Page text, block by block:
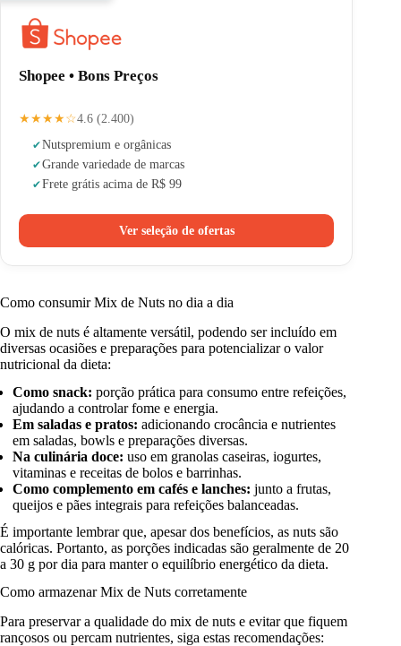
Shopee • Bons Preços
★★★★☆4.6 (2.400)
Nutspremium e orgânicas
Grande variedade de marcas
Frete grátis acima de R$ 99
Ver seleção de ofertas
Como consumir Mix de Nuts no dia a dia
O mix de nuts é altamente versátil, podendo ser incluído em
diversas ocasiões e preparações para potencializar o valor
nutricional da dieta:
Como snack: porção prática para consumo entre refeições,
ajudando a controlar fome e energia.
Em saladas e pratos: adicionando crocância e nutrientes
em saladas, bowls e preparações diversas.
Na culinária doce: uso em granolas caseiras, iogurtes,
vitaminas e receitas de bolos e barrinhas.
Como complemento em cafés e lanches: junto a frutas,
queijos e pães integrais para refeições balanceadas.
É importante lembrar que, apesar dos benefícios, as nuts são
calóricas. Portanto, as porções indicadas são geralmente de 20
a 30 g por dia para manter o equilíbrio energético da dieta.
Como armazenar Mix de Nuts corretamente
Para preservar a qualidade do mix de nuts e evitar que fiquem
rançosos ou percam nutrientes, siga estas recomendações: